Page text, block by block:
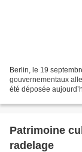
Berlin, le 19
gouvernementaux
été déposée
Patrimoine
radelage